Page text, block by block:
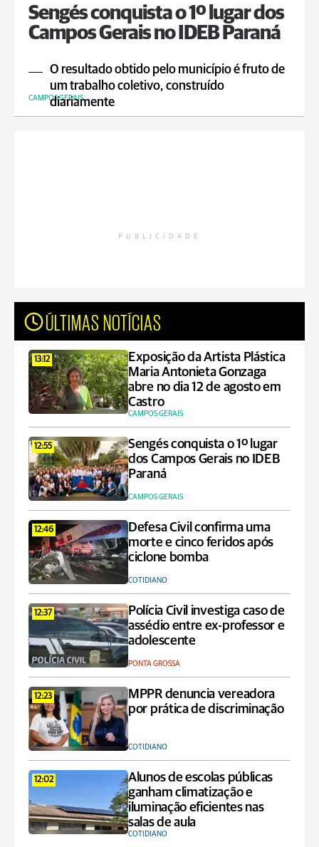
Sengés conquista o 1º lugar dos
Campos Gerais no IDEB Paraná
O resultado obtido pelo município é fruto de
um trabalho coletivo, construído
diariamente
CAMPOS GERAIS
PUBLICIDADE
ÚLTIMAS NOTÍCIAS
13:12
Exposição da Artista Plástica
Maria Antonieta Gonzaga
abre no dia 12 de agosto em
Castro
CAMPOS GERAIS
12:55
Sengés conquista o 1º lugar
dos Campos Gerais no IDEB
Paraná
CAMPOS GERAIS
12:46
Defesa Civil confirma uma
morte e cinco feridos após
ciclone bomba
COTIDIANO
12:37
Polícia Civil investiga caso de
assédio entre ex-professor e
adolescente
PONTA GROSSA
12:23
MPPR denuncia vereadora
por prática de discriminação
COTIDIANO
12:02
Alunos de escolas públicas
ganham climatização e
iluminação eficientes nas
salas de aula
COTIDIANO